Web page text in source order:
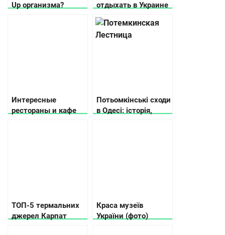
Up организма?
отдыхать в Украине
летом: море, озера и
другие места для
отпуска
Интересные
рестораны и кафе
Потьомкінські сходи
в Одесі: історія,
ТОП-5 термальних
джерел Карпат
Краса музеїв
України (фото)